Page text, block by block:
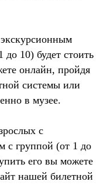
10) будет стоить
онлайн, пройдя
системы или
в музее.
с
с группой (от 1 до
его вы можете
нашей билетной